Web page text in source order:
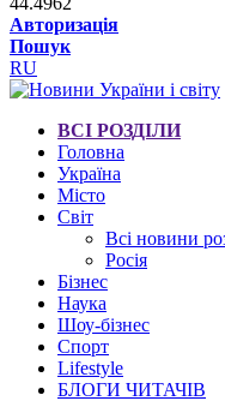
Авторизація
Пошук
RU
ВСІ РОЗДІЛИ
Головна
Україна
Місто
Світ
Всі новини
Росія
Бізнес
Наука
Шоу-бізнес
Спорт
Lifestyle
БЛОГИ ЧИТАЧІВ